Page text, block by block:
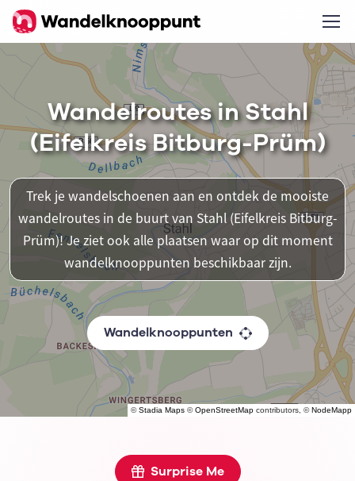
©Stadia Maps ©OpenStreetMap contributors, ©NodeMapp
Wandelroutes in Stahl
(Eifelkreis Bitburg-Prüm)
Trek je wandelschoenen aan en ontdek de mooiste
wandelroutes in de buurt van Stahl (Eifelkreis Bitburg-
Prüm)! Je ziet ook alle plaatsen waar op dit moment
wandelknooppunten beschikbaar zijn.
Wandelknooppunten
Surprise Me